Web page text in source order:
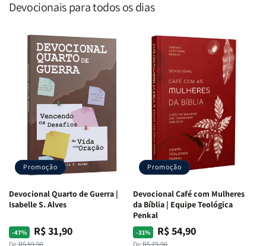
Devocionais para todos os dias
Promoção
Devocional Quarto de Guerra |
Isabelle S. Alves
-47%
Preço
De:R$ 59,90
PreçoR$ 31,90
Promoção
Devocional Café com Mulheres
da Bíblia | Equipe Teológica
Penkal
-31%
Preço
De:R$ 79,90
PreçoR$ 54,90